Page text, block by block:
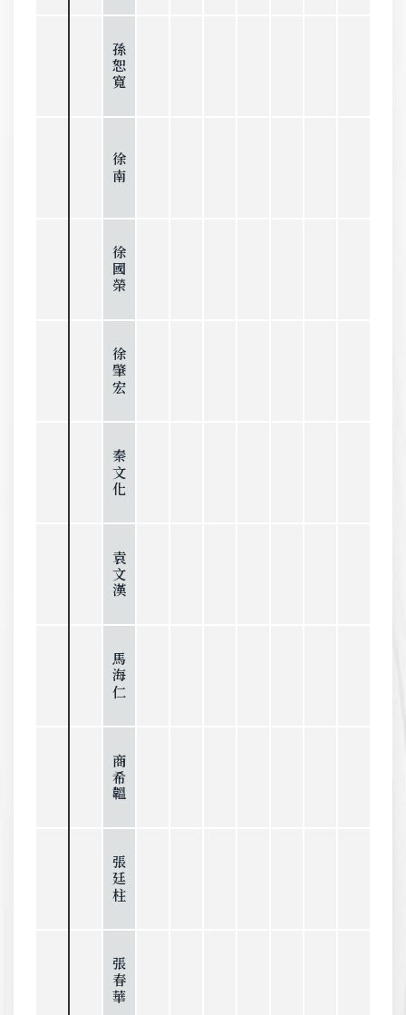
孫恕寬
徐南
徐國榮
徐肇宏
秦文化
袁文漢
馬海仁
商希韞
張廷柱
張春華